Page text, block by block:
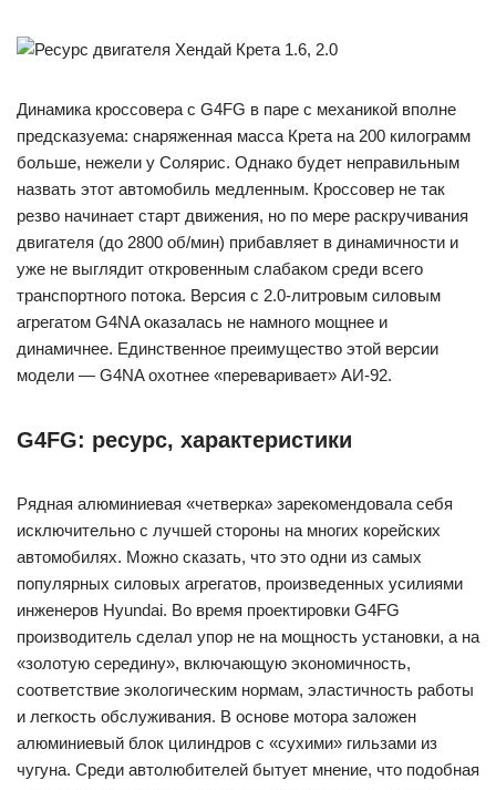
Динамика кроссовера с G4FG в паре с механикой вполне
предсказуема: снаряженная масса Крета на 200 килограмм
больше, нежели у Солярис. Однако будет неправильным
назвать этот автомобиль медленным. Кроссовер не так
резво начинает старт движения, но по мере раскручивания
двигателя (до 2800 об/мин) прибавляет в динамичности и
уже не выглядит откровенным слабаком среди всего
транспортного потока. Версия с 2.0-литровым силовым
агрегатом G4NA оказалась не намного мощнее и
динамичнее. Единственное преимущество этой версии
модели — G4NA охотнее «переваривает» АИ-92.
G4FG: ресурс, характеристики
Рядная алюминиевая «четверка» зарекомендовала себя
исключительно с лучшей стороны на многих корейских
автомобилях. Можно сказать, что это одни из самых
популярных силовых агрегатов, произведенных усилиями
инженеров Hyundai. Во время проектировки G4FG
производитель сделал упор не на мощность установки, а на
«золотую середину», включающую экономичность,
соответствие экологическим нормам, эластичность работы
и легкость обслуживания. В основе мотора заложен
алюминиевый блок цилиндров с «сухими» гильзами из
чугуна. Среди автолюбителей бытует мнение, что подобная